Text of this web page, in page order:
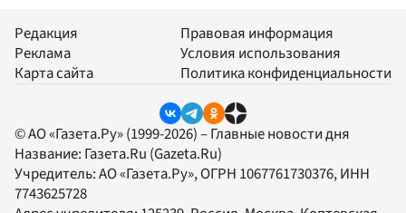
Редакция
Реклама
Карта сайта
Правовая информация
Условия использования
Политика конфиденциальности
© АО «Газета.Ру» (1999-2026) – Главные новости дня
Название: Газета.Ru (Gazeta.Ru)
Учредитель:АО «Газета.Ру», ОГРН 1067761730376, ИНН
7743625728